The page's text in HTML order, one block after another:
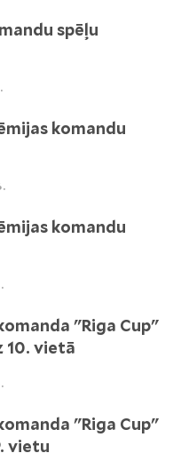
spēļu
komandu
komandu
"Riga Cup"
10. vietā
"Riga Cup"
vietu